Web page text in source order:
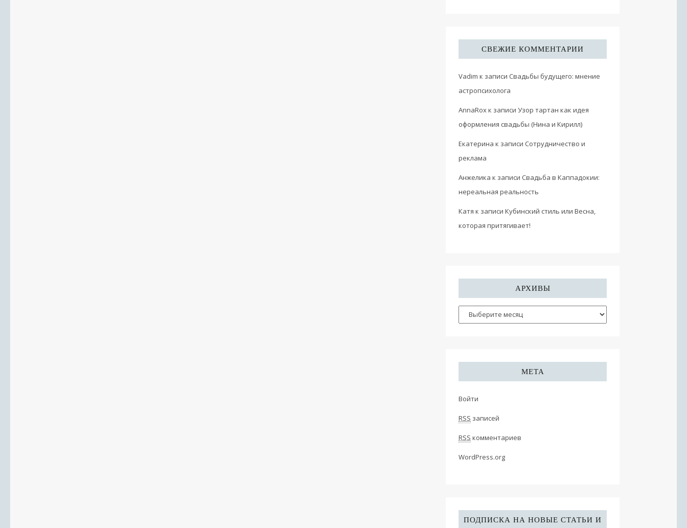
СВЕЖИЕ КОММЕНТАРИИ
Vadim к записи Свадьбы будущего: мнение
астропсихолога
AnnaRoxк записи Узор тартан как идея
оформления свадьбы (Нина и Кирилл)
Екатерина к записи Сотрудничество и
реклама
Анжелика к записи Свадьба в Каппадокии:
нереальная реальность
Катя к записи Кубинский стиль или Весна,
которая притягивает!
АРХИВЫ
МЕТА
Войти
RSS записей
RSS комментариев
WordPress.org
ПОДПИСКА НА НОВЫЕ СТАТЬИ И